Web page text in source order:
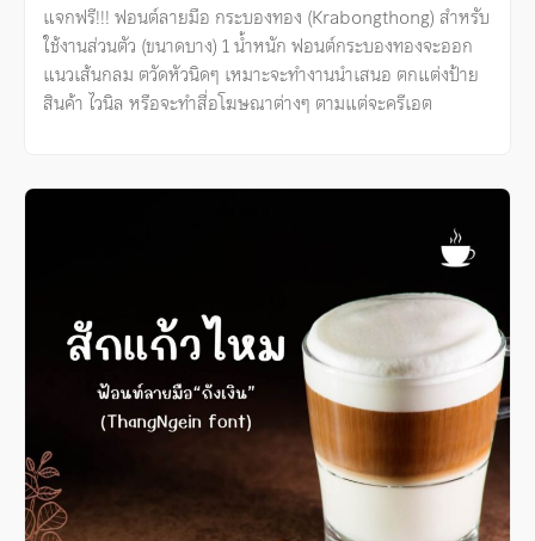
แจกฟรี!!! ฟอนต์ลายมือ กระบองทอง (Krabongthong) สำหรับ
ใช้งานส่วนตัว (ขนาดบาง) 1 น้ำหนัก ฟอนต์กระบองทองจะออก
แนวเส้นกลม ตวัดหัวนิดๆ เหมาะจะทำงานนำเสนอ ตกแต่งป้าย
สินค้า ไวนิล หรือจะทำสื่อโฆษณาต่างๆ ตามแต่จะครีเอต